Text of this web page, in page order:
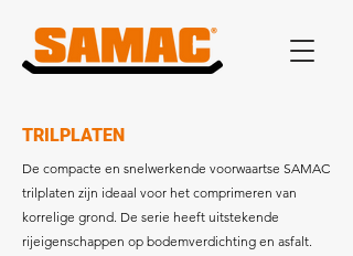
TRILPLATEN
De compacte en snelwerkende voorwaartse SAMAC
trilplaten zijn ideaal voor het comprimeren van
korrelige grond. De serie heeft uitstekende
rijeigenschappen op bodemverdichting en asfalt.